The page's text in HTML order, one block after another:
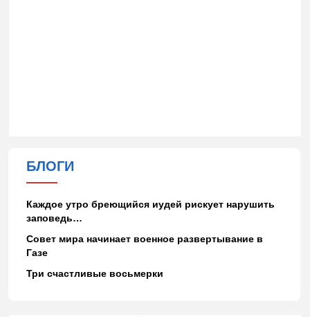
БЛОГИ
Каждое утро бреющийся иудей рискует нарушить
заповедь…
Совет мира начинает военное развертывание в
Газе
Три счастливые восьмерки